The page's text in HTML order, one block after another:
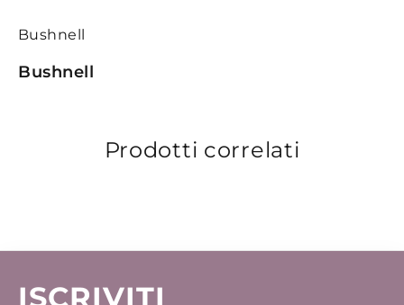
Bushnell
Bushnell
Prodotti correlati
ISCRIVITI